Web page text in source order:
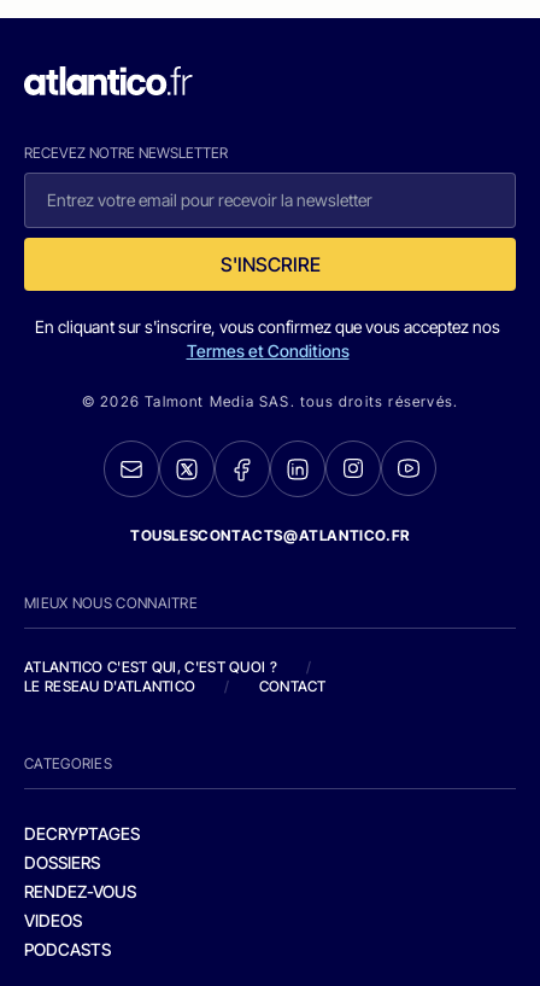
RECEVEZ NOTRE NEWSLETTER
S'INSCRIRE
En cliquant sur s'inscrire, vous confirmez que vous acceptez nos
Termes et Conditions
© 2026 Talmont Media SAS. tous droits réservés.
TOUSLESCONTACTS@ATLANTICO.FR
MIEUX NOUS CONNAITRE
ATLANTICO C'EST QUI, C'EST QUOI ?
/
LE RESEAU D'ATLANTICO
/ CONTACT
CATEGORIES
DECRYPTAGES
DOSSIERS
RENDEZ-VOUS
VIDEOS
PODCASTS